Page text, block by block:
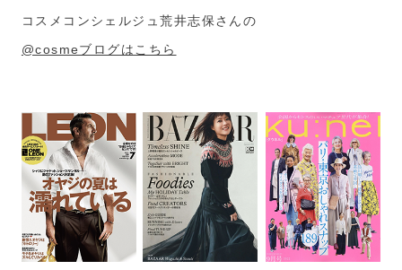
コスメコンシェルジュ荒井志保さんの
@cosmeブログはこちら